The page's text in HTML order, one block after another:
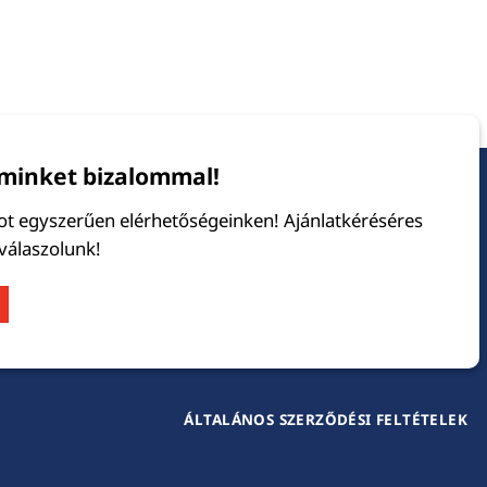
bizalommal!
egyszerűen elérhetőségeinken! Ajánlatkéréséres
ÁLTALÁNOS SZERZŐDÉSI FELTÉTELEK